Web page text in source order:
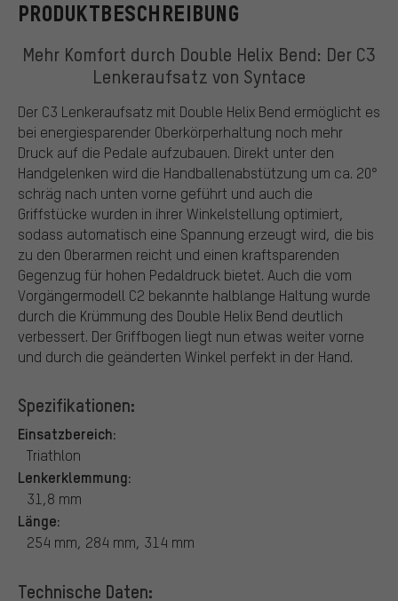
PRODUKTBESCHREIBUNG
Mehr Komfort durch Double Helix Bend: Der C3
Lenkeraufsatz von Syntace
Der C3 Lenkeraufsatz mit Double Helix Bend ermöglicht es
bei energiesparender Oberkörperhaltung noch mehr
Druck auf die Pedale aufzubauen. Direkt unter den
Handgelenken wird die Handballenabstützung um ca. 20°
schräg nach unten vorne geführt und auch die
Griffstücke wurden in ihrer Winkelstellung optimiert,
sodass automatisch eine Spannung erzeugt wird, die bis
zu den Oberarmen reicht und einen kraftsparenden
Gegenzug für hohen Pedaldruck bietet. Auch die vom
Vorgängermodell C2 bekannte halblange Haltung wurde
durch die Krümmung des Double Helix Bend deutlich
verbessert. Der Griffbogen liegt nun etwas weiter vorne
und durch die geänderten Winkel perfekt in der Hand.
Spezifikationen:
Einsatzbereich:
Triathlon
Lenkerklemmung:
31,8 mm
Länge:
254 mm, 284 mm, 314 mm
Technische Daten: